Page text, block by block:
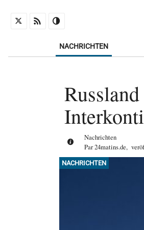
NACHRICHTEN
Nachrichten
Par24matins.de,
NACHRICHTEN